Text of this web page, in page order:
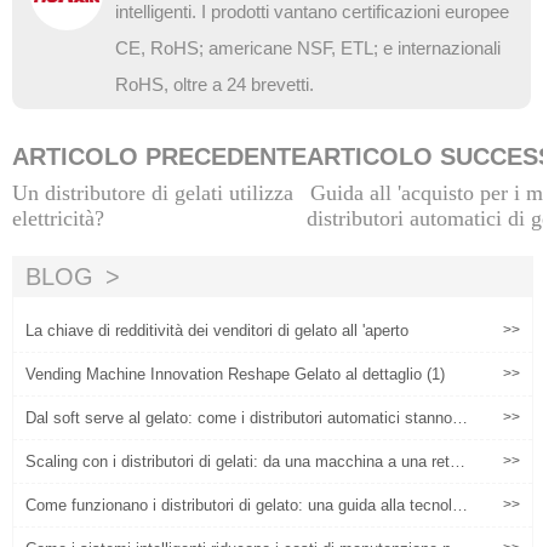
intelligenti. I prodotti vantano certificazioni europee
CE, RoHS; americane NSF, ETL; e internazionali
RoHS, oltre a 24 brevetti.
ARTICOLO PRECEDENTE
Un distributore di gelati utilizza
elettricità?
ARTICOLO
Guida all 'acquisto per i
distributori automatici di
BLOG
La chiave di redditività dei venditori di gelato all 'aperto >>
Vending Machine Innovation Reshape Gelato al dettaglio (1) >>
Dal soft serve al gelato: come i distributori automatici stanno e
>>
Scaling con i distributori di gelati: da una macchina a una rete r
>>
Come funzionano i distributori di gelato: una guida alla tecnolog
>>